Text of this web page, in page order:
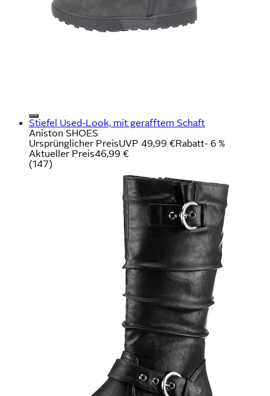
Stiefel Used-Look, mit gerafftem Schaft
Aniston SHOES
Ursprünglicher PreisUVP 49,99 €Rabatt- 6 %
Aktueller Preis46,99 €
(147)